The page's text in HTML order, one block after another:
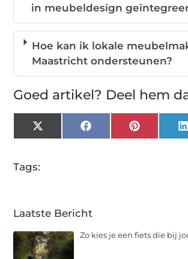
in meubeldesign
Hoe kan ik lokale
Maastricht ondersteunen?
Goed artikel? Deel hem
X
(Twitter)
FacebookPinterest
Tags:
Laatste Bericht
Zo kies je een fiets die bij